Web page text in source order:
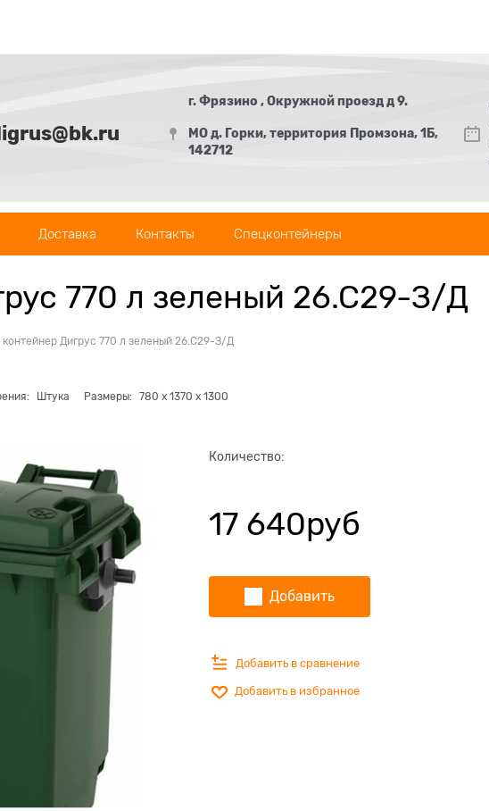
г. Фрязино , Окружной проезд д 9.
МО д. Горки, территория Промзона, 1Б,
142712
Доставка Контакты Спецконтейнеры
770 л зеленый 26.С29-З/Д
Дигрус 770 л зеленый 26.С29-З/Д
Штука Размеры: 780 x 1370 x 1300
Количество:
17 640руб
Добавить
Добавить в сравнение
Добавить в избранное